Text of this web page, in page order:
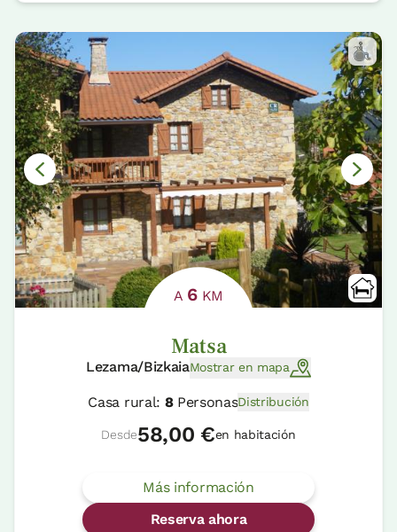
A 6 KM
Matsa
Lezama/BizkaiaMostrar en mapa
Casa rural: 8PersonasDistribución
Desde58,00 €en habitación
Más información
Reserva ahora